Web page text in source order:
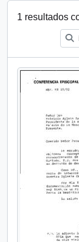
1 resultados